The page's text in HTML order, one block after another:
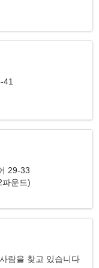
41
29-33
운드)
람을 찾고 있습니다